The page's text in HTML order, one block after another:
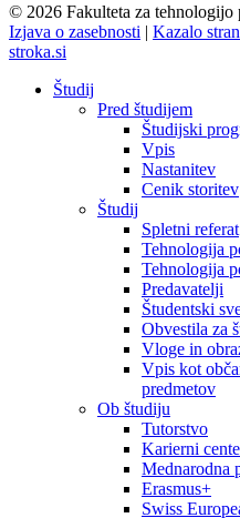
© 2026 Fakulteta za tehnologijo
Izjava o zasebnosti | Kazalo
stroka.si
Študij
Pred študijem
Študijski
Vpis
Nastanitev
Cenik storitev
Študij
Spletni referat
Tehnologija
Tehnologija
Predavatelji
Študentski
Obvestila za
Vloge in
Vpis kot
predmetov
Ob študiju
Tutorstvo
Karierni
Mednarodna
Erasmus+
Swiss